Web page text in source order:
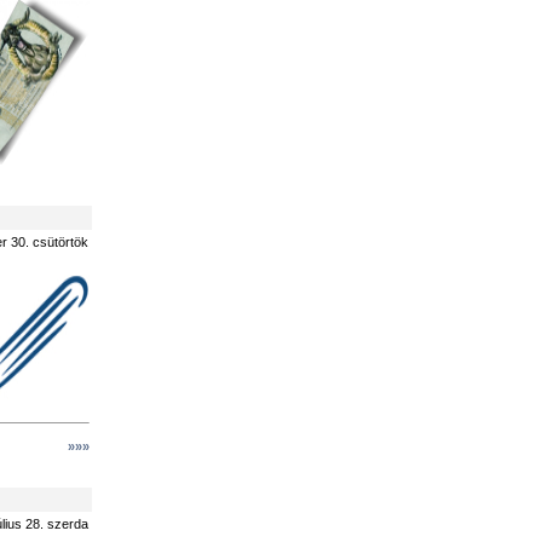
30. csütörtök
»»»
28. szerda